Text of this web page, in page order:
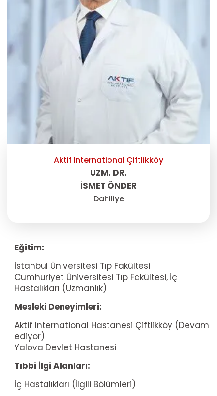
Aktif International Çiftlikköy
UZM. DR.
İSMET ÖNDER
Dahiliye
Eğitim:
İstanbul Üniversitesi Tıp Fakültesi
Cumhuriyet Üniversitesi Tıp Fakültesi, İç
Hastalıkları (Uzmanlık)
Mesleki Deneyimleri:
Aktif International Hastanesi Çiftlikköy (Devam
ediyor)
Yalova Devlet Hastanesi
Tıbbi İlgi Alanları:
İç Hastalıkları (İlgili Bölümleri)